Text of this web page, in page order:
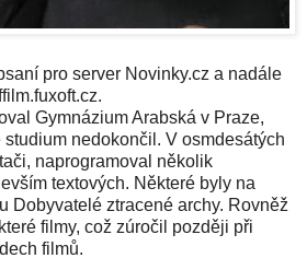
pro server Novinky.cz a nadále
Gymnázium Arabská v Praze,
nedokončil. V osmdesátých
naprogramoval několik
textových. Některé byly na
Dobyvatelé ztracené archy. Rovněž
filmy, což zúročil později při
filmů.